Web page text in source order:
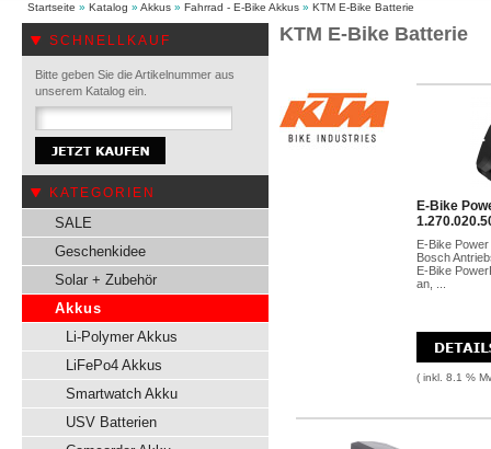
Startseite » Katalog » Akkus » Fahrrad - E-Bike Akkus » KTM E-Bike Batterie
SCHNELLKAUF
Bitte geben Sie die Artikelnummer aus
unserem Katalog ein.
KATEGORIEN
SALE
Geschenkidee
Solar + Zubehör
Akkus
Li-Polymer Akkus
LiFePo4 Akkus
Smartwatch Akku
USV Batterien
KTM E-Bike Batterie
E-Bike
E-Bike
Bosch
E-Bike
an, ...
( inkl. 8.1 %